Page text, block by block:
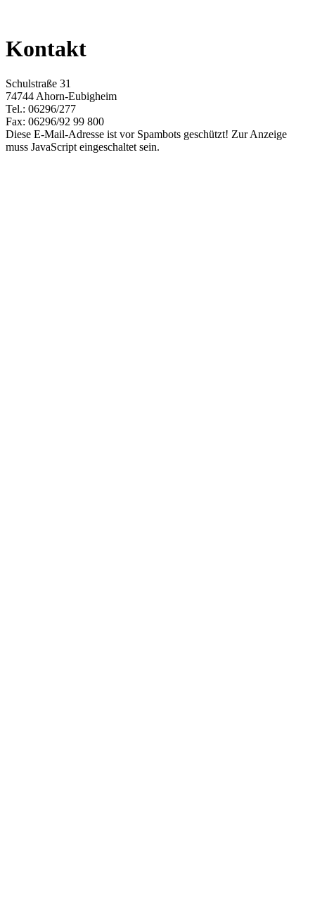
Kontakt
Schulstraße 31
74744 Ahorn-Eubigheim
Tel.: 06296/277
Fax: 06296/92 99 800
Diese E-Mail-Adresse ist vor Spambots geschützt! Zur Anzeige
muss JavaScript eingeschaltet sein.